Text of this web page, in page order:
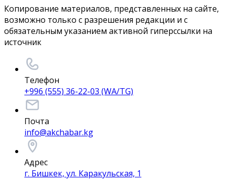
Копирование материалов, представленных на сайте,
возможно только с разрешения редакции и с
обязательным указанием активной гиперссылки на
источник
Телефон
+996 (555) 36-22-03 (WA/TG)
Почта
info@akchabar.kg
Адрес
г. Бишкек, ул. Каракульская, 1